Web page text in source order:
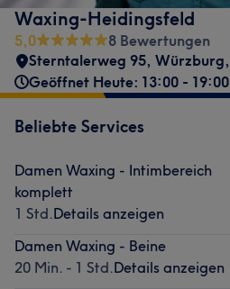
Waxing-Heidingsfeld
5,0
8 Bewertungen
Sterntalerweg 95, Würzburg,
Geöffnet Heute: 13:00 - 19:00
Beliebte Services
Damen Waxing - Intimbereich
komplett
1 Std.Details anzeigen
Damen Waxing - Beine
20 Min. - 1 Std.Details anzeigen